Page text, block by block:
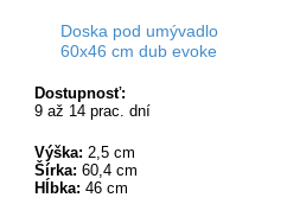
Doska pod umývadlo
60x46 cm dub evoke
Dostupnosť:
9 až 14 prac. dní
Výška: 2,5 cm
Šírka: 60,4 cm
Hĺbka: 46 cm